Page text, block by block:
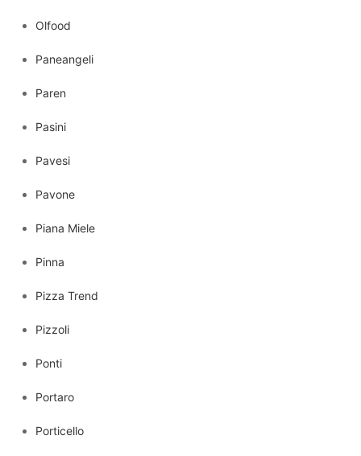
Olfood
Paneangeli
Paren
Pasini
Pavesi
Pavone
Piana Miele
Pinna
Pizza Trend
Pizzoli
Ponti
Portaro
Porticello